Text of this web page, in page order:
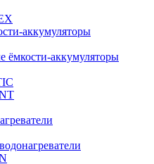
аккумуляторы
ёмкости-аккумуляторы